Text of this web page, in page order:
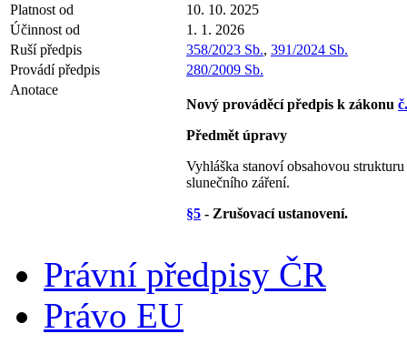
Platnost od
10. 10. 2025
Účinnost od
1. 1. 2026
Ruší předpis
358/2023 Sb., 391/2024 Sb.
Provádí předpis
280/2009 Sb.
Anotace
Nový prováděcí předpis k zákonu
Předmět úpravy
Vyhláška stanoví obsahovou
slunečního záření.
§5 - Zrušovací ustanovení.
Právní předpisy ČR
Právo EU